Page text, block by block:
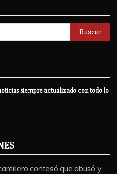
siempre actualizado con todo lo
confesó que abusó y